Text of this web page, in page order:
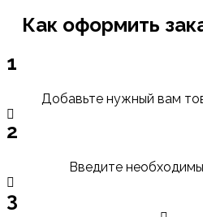
Как оформить
1
Добавьте нужный вам
2
Введите
3